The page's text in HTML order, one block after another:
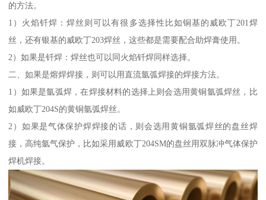
的方法。
1）火焰钎焊：焊丝则可以有很多选择性比如铜基的威欧丁201焊
丝，还有银基的威欧丁203焊丝，这些都是需要配合助焊膏使用。
2）如果是钎焊：焊丝也可以同火焰钎焊同样选择。
二、如果是熔焊焊接，则可以用直流氩弧焊接的焊接方法。
1）如果是氩弧焊，在焊接材料的选择上则会选用黄铜氩弧焊丝，比
如威欧丁204S的黄铜氩弧焊丝。
2）如果是气体保护焊焊接的话，则会选用黄铜氩弧焊丝的盘丝焊
接，高纯氩气保护，比如采用威欧丁204SM的盘丝用双脉冲气体保护
焊机焊接。